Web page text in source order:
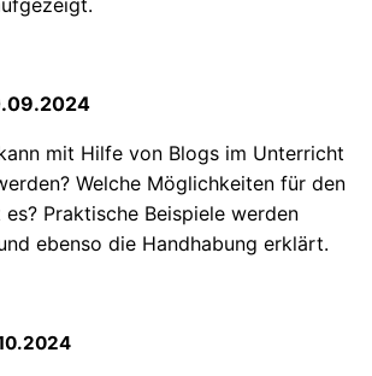
mit Hilfe von Blogs im Unterricht
Welche Möglichkeiten für den
Praktische Beispiele werden
ebenso die Handhabung erklärt.